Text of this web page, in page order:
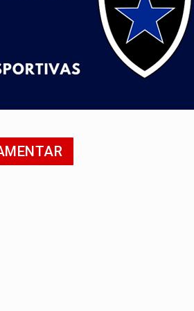
em corredor da cocaína
a história de uma ferrovia
área atingida por erosão na EFMM
partem para tudo ou nada